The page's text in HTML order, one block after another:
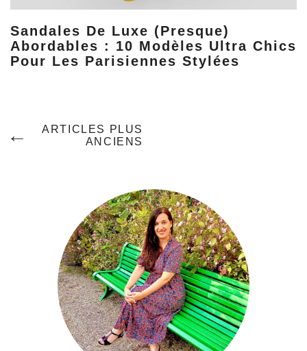
Sandales De Luxe (presque)
Abordables : 10 Modèles Ultra Chics
Pour Les Parisiennes Stylées
Navigation
ARTICLES PLUS
ANCIENS